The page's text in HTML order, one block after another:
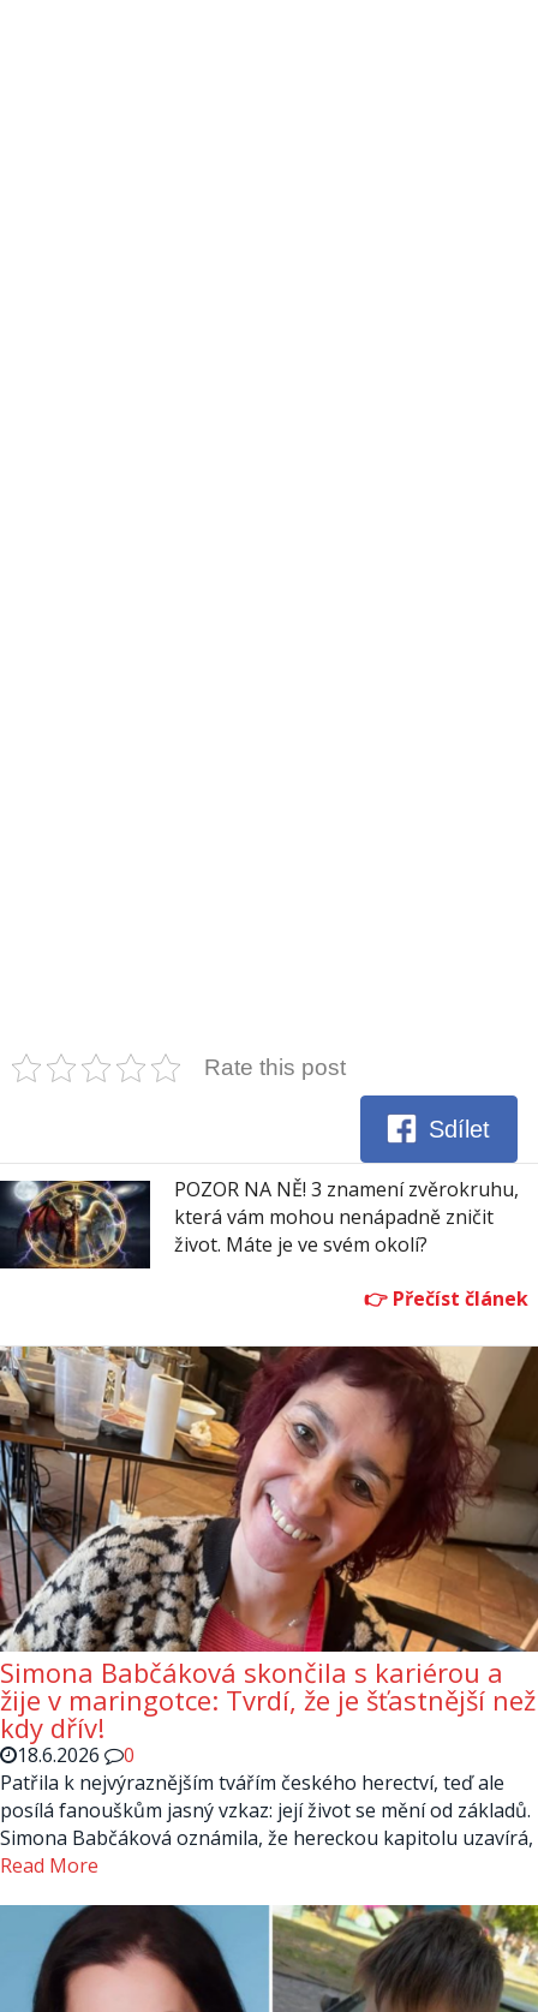
Rate this post
Sdílet
POZOR NA NĚ! 3 znamení zvěrokruhu,
která vám mohou nenápadně zničit
život. Máte je ve svém okolí?
Simona Babčáková skončila s kariérou a
žije v maringotce: Tvrdí, že je šťastnější než
kdy dřív!
18.6.2026
0
Patřila k nejvýraznějším tvářím českého herectví, teď ale
posílá fanouškům jasný vzkaz: její život se mění od základů.
Simona Babčáková oznámila, že hereckou kapitolu uzavírá,
Read More